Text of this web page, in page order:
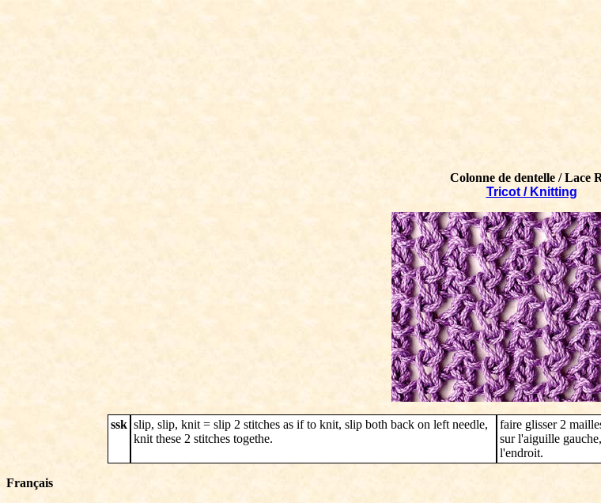
Colonne de dentelle / Lace
Tricot / Knitting
ssk slip, slip, knit = slip 2 stitches as if to knit, slip both back on left needle,
knit these 2 stitches togethe.
faire glisser 2
sur l'aiguille
l'endroit.
Français